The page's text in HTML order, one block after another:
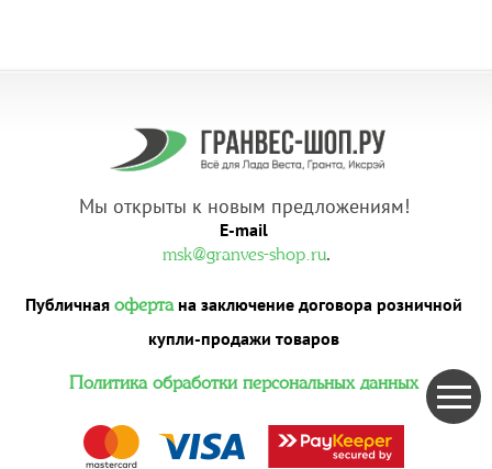
Мы открыты к новым предложениям!
E-mail
msk@granves-shop.ru.
Публичная офертана заключение договора розничной
купли-продажи товаров
Политика обработки персональных данных